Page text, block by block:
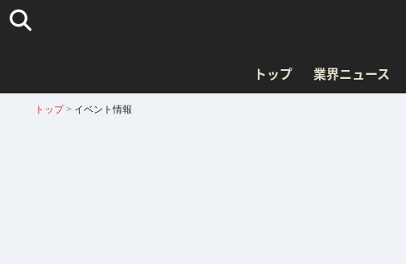
トップ 業界ニュース
トップ> イベント情報